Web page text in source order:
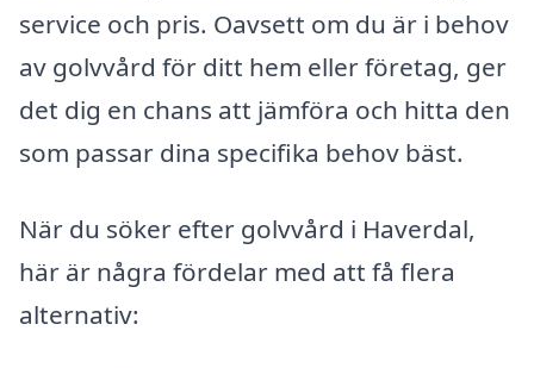
service och pris. Oavsett om du är i behov
av golvvård för ditt hem eller företag, ger
det dig en chans att jämföra och hitta den
som passar dina specifika behov bäst.
När du söker efter golvvård i Haverdal,
här är några fördelar med att få flera
alternativ: